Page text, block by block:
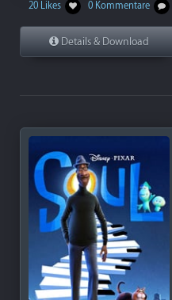
20 Likes 0 Kommentare
Details & Download